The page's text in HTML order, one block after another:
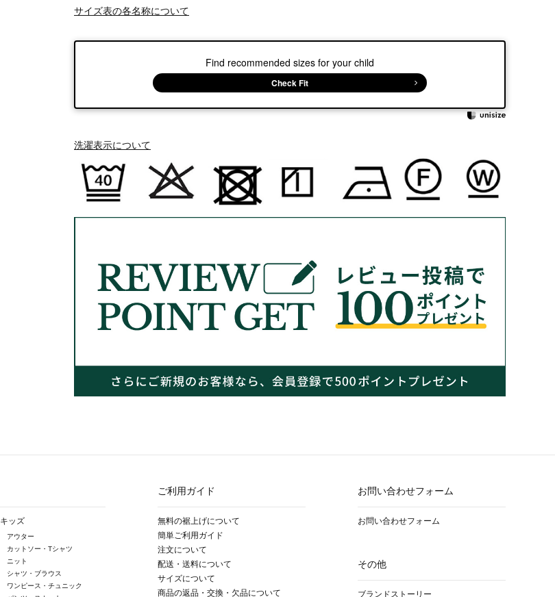
サイズ表の各名称について
Find recommended sizes for your child
Check Fit
洗濯表示について
キッズ
アウター
カットソー・Tシャツ
ニット
シャツ・ブラウス
ワンピース・チュニック
ご利用ガイド
無料の裾上げについて
簡単ご利用ガイド
注文について
配送・送料について
サイズについて
商品の返品・交換・欠品について
お問い合わせフォーム
お問い合わせフォーム
その他
ブランドストーリー